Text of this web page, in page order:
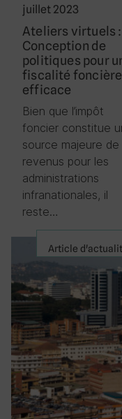
juillet 2023
Ateliers virtuels :
Conception de
politiques pour
fiscalité foncière
efficace
Bien que l’impôt
foncier constitue
source majeure de
revenus pour les
administrations
infranationales, il
reste…
Article